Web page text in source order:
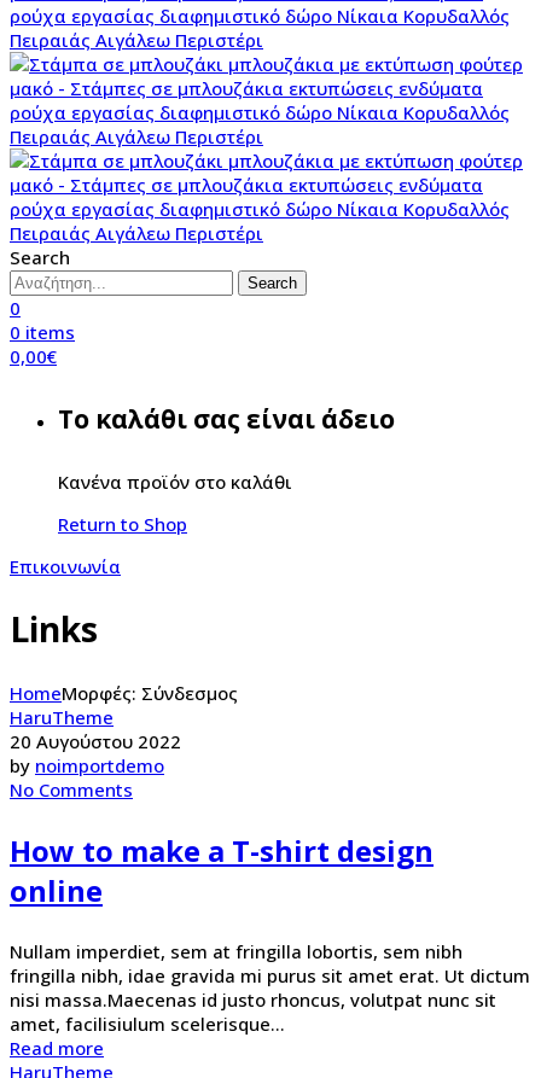
Search
Search
0
0 items
0,00€
Το καλάθι σας είναι άδειο
Κανένα προϊόν στο καλάθι
Return to Shop
Επικοινωνία
Links
HomeΜορφές: Σύνδεσμος
HaruTheme
20 Αυγούστου 2022
by noimportdemo
No Comments
How to make a T-shirt design
online
Nullam imperdiet, sem at fringilla lobortis, sem nibh
fringilla nibh, idae gravida mi purus sit amet erat. Ut dictum
nisi massa.Maecenas id justo rhoncus, volutpat nunc sit
amet, facilisiulum scelerisque...
Read more
HaruTheme